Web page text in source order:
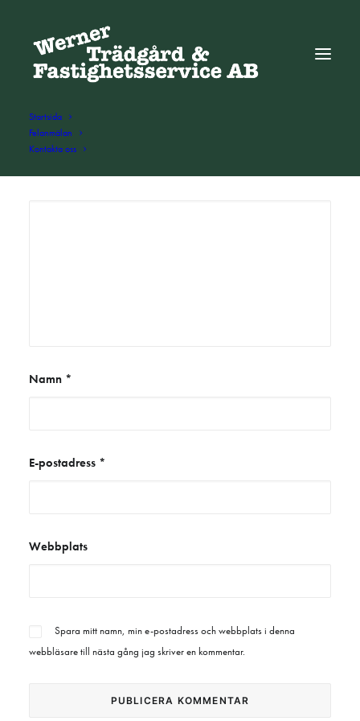
Startsida
Felanmälan
Kontakta oss
Namn *
E-postadress *
Webbplats
Spara mitt namn, min e-postadress och webbplats i denna
webbläsare till nästa gång jag skriver en kommentar.